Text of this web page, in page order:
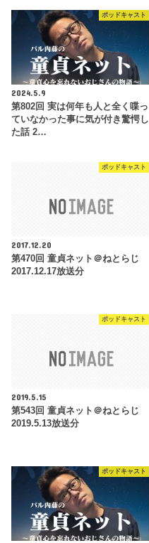
ポッドキャスト
2024.5.9
第802回 実は何年も人と全く喋っ
ていなかった事に気が付き驚愕し
た話 2…
ポッドキャスト
2017.12.20
第470回 童貞ネット＠ねとらじ
2017.12.17放送分
ポッドキャスト
2019.5.15
第543回 童貞ネット＠ねとらじ
2019.5.13放送分
ポッドキャスト